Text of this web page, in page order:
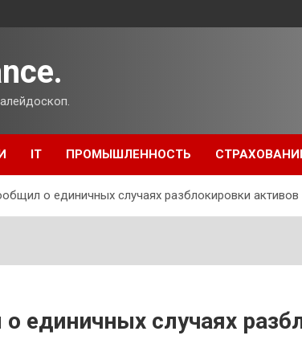
IT ПРОМЫШЛЕННОСТЬ
о единичных случаях разблокировки активов
единичных случаях